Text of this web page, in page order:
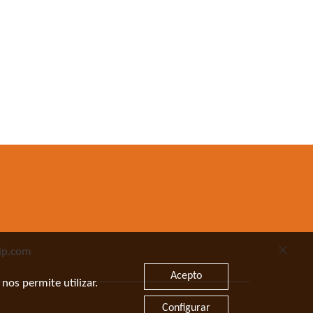
nos permite utilizar.
Acepto
Configurar